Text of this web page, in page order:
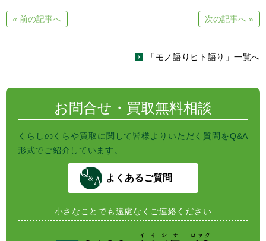
e
n
e
b
« 前の記事へ 次の記事へ »
「モノ語りヒト語り」一覧へ
お問合せ・買取無料相談
くらしのくらや買取に関して皆様よりいただく質問をQ&A
形式でご紹介しています。
よくあるご質問
小さなことでも遠慮なくご連絡ください